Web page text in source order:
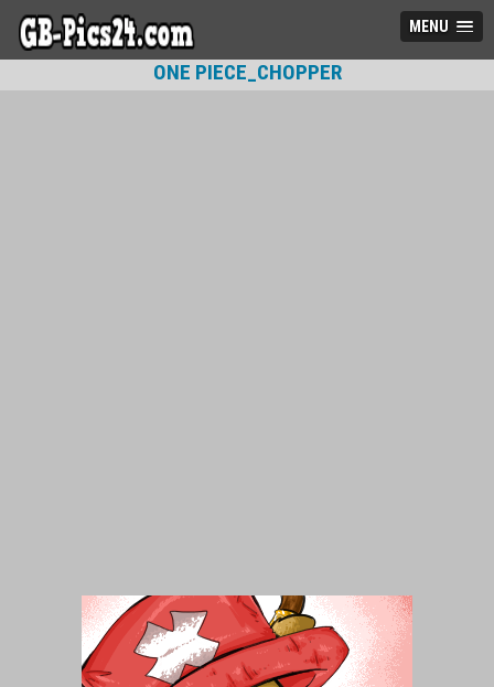
MENU
ONE PIECE_CHOPPER